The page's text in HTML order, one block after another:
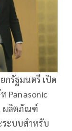
กรัฐมนตรี เปิด
Panasonic
ผลิตภัณฑ์
ระบบสำหรับ